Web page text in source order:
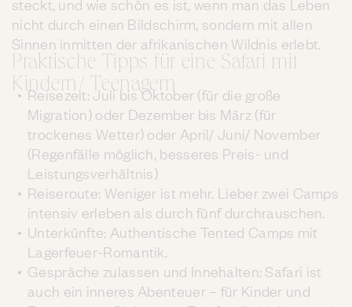
steckt, und wie schön es ist, wenn man das Leben
nicht durch einen Bildschirm, sondern mit allen
Sinnen inmitten der afrikanischen Wildnis erlebt.
Praktische Tipps für eine Safari mit
Kindern/ Teenagern
Reisezeit: Juli bis Oktober (für die große
Migration) oder Dezember bis März (für
trockenes Wetter) oder April/ Juni/ November
(Regenfälle möglich, besseres Preis- und
Leistungsverhältnis)
Reiseroute: Weniger ist mehr. Lieber zwei Camps
intensiv erleben als durch fünf durchrauschen.
Unterkünfte: Authentische Tented Camps mit
Lagerfeuer-Romantik.
Gespräche zulassen und Innehalten: Safari ist
auch ein inneres Abenteuer – für Kinder und